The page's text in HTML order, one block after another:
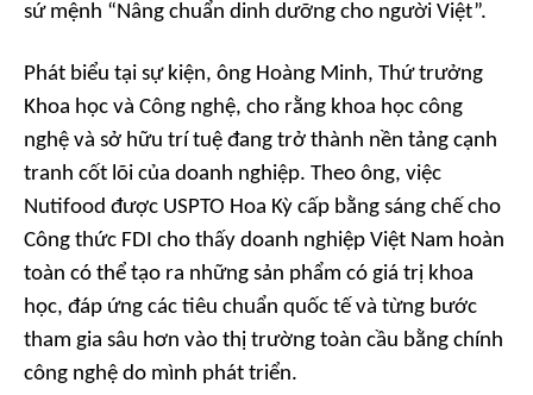
sứ mệnh “Nâng chuẩn dinh dưỡng cho người Việt”.
Phát biểu tại sự kiện, ông Hoàng Minh, Thứ trưởng
Khoa học và Công nghệ, cho rằng khoa học công
nghệ và sở hữu trí tuệ đang trở thành nền tảng cạnh
tranh cốt lõi của doanh nghiệp. Theo ông, việc
Nutifood được USPTO Hoa Kỳ cấp bằng sáng chế cho
Công thức FDI cho thấy doanh nghiệp Việt Nam hoàn
toàn có thể tạo ra những sản phẩm có giá trị khoa
học, đáp ứng các tiêu chuẩn quốc tế và từng bước
tham gia sâu hơn vào thị trường toàn cầu bằng chính
công nghệ do mình phát triển.